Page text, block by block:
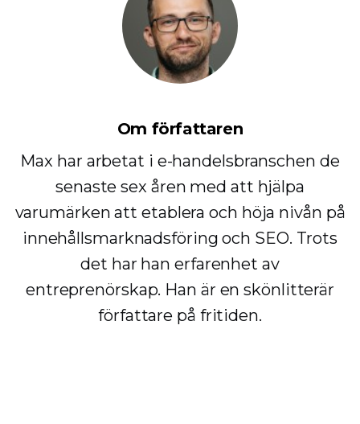
Om författaren
Max har arbetat i e-handelsbranschen de
senaste sex åren med att hjälpa
varumärken att etablera och höja nivån på
innehållsmarknadsföring och SEO. Trots
det har han erfarenhet av
entreprenörskap. Han är en skönlitterär
författare på fritiden.